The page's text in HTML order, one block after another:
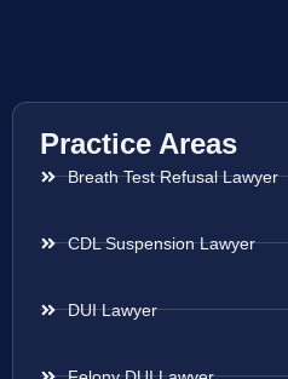
Practice Areas
Breath Test Refusal Lawyer
CDL Suspension Lawyer
DUI Lawyer